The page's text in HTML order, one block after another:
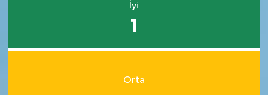
İyi
1
Orta